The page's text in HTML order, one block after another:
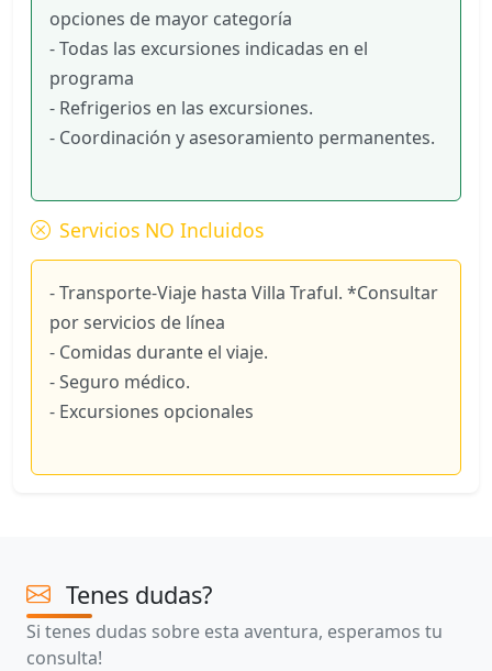
opciones de mayor categoría
- Todas las excursiones indicadas en el
programa
- Refrigerios en las excursiones.
- Coordinación y asesoramiento permanentes.
Servicios NO Incluidos
- Transporte-Viaje hasta Villa Traful. *Consultar
por servicios de línea
- Comidas durante el viaje.
- Seguro médico.
- Excursiones opcionales
Tenes dudas?
Si tenes dudas sobre esta aventura, esperamos tu
consulta!